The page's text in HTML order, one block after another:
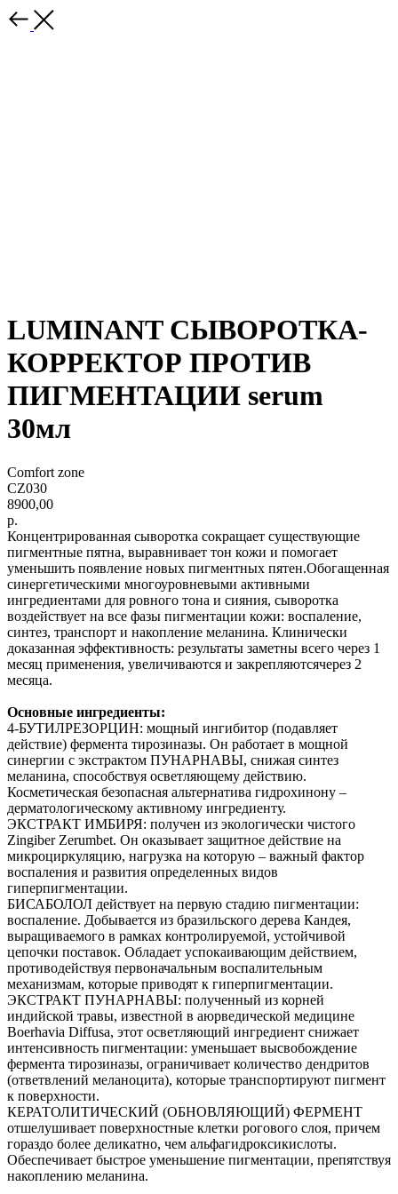
LUMINANT СЫВОРОТКА-
КОРРЕКТОР ПРОТИВ
ПИГМЕНТАЦИИ serum
30мл
Comfort zone
CZ030
8900,00
р.
Концентрированная сыворотка сокращает существующие
пигментные пятна, выравнивает тон кожи и помогает
уменьшить появление новых пигментных пятен.Обогащенная
синергетическими многоуровневыми активными
ингредиентами для ровного тона и сияния, сыворотка
воздействует на все фазы пигментации кожи: воспаление,
синтез, транспорт и накопление меланина. Клинически
доказанная эффективность: результаты заметны всего через 1
месяц применения, увеличиваются и закрепляютсячерез 2
месяца.
Основные ингредиенты:
4-БУТИЛРЕЗОРЦИН: мощный ингибитор (подавляет
действие) фермента тирозиназы. Он работает в мощной
синергии с экстрактом ПУНАРНАВЫ, снижая синтез
меланина, способствуя осветляющему действию.
Косметическая безопасная альтернатива гидрохинону –
дерматологическому активному ингредиенту.
ЭКСТРАКТ ИМБИРЯ: получен из экологически чистого
Zingiber Zerumbet. Он оказывает защитное действие на
микроциркуляцию, нагрузка на которую – важный фактор
воспаления и развития определенных видов
гиперпигментации.
БИСАБОЛОЛ действует на первую стадию пигментации:
воспаление. Добывается из бразильского дерева Кандея,
выращиваемого в рамках контролируемой, устойчивой
цепочки поставок. Обладает успокаивающим действием,
противодействуя первоначальным воспалительным
механизмам, которые приводят к гиперпигментации.
ЭКСТРАКТ ПУНАРНАВЫ: полученный из корней
индийской травы, известной в аюрведической медицине
Boerhavia Diffusa, этот осветляющий ингредиент снижает
интенсивность пигментации: уменьшает высвобождение
фермента тирозиназы, ограничивает количество дендритов
(ответвлений меланоцита), которые транспортируют пигмент
к поверхности.
КЕРАТОЛИТИЧЕСКИЙ (ОБНОВЛЯЮЩИЙ) ФЕРМЕНТ
отшелушивает поверхностные клетки рогового слоя, причем
гораздо более деликатно, чем альфагидроксикислоты.
Обеспечивает быстрое уменьшение пигментации, препятствуя
накоплению меланина.